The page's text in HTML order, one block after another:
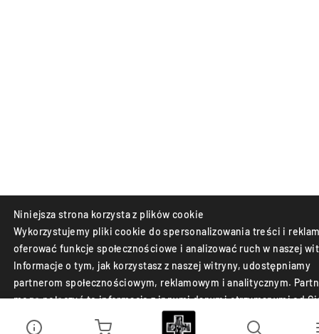
Niniejsza strona korzysta z plików cookie
Wykorzystujemy pliki cookie do spersonalizowania treści i
oferować funkcje społecznościowe i analizować ruch w naszej
Informacje o tym, jak korzystasz z naszej witryny, udostępniamy
partnerom społecznościowym, reklamowym i analitycznym.
mogą połączyć te informacje z innymi danymi otrzymanymi od
lub uzyskanymi podczas korzystania z ich usług.